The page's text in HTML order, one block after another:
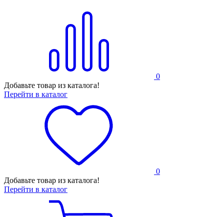
0
Добавьте товар из каталога!
Перейти в каталог
0
Добавьте товар из каталога!
Перейти в каталог